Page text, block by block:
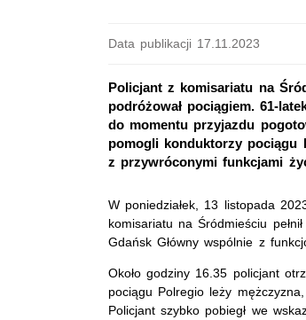
Data publikacji 17.11.2023
Policjant z komisariatu na
podróżował pociągiem. 61-
do momentu przyjazdu
pomogli konduktorzy pociągu
z przywróconymi funkcjami
W poniedziałek, 13 listopada
komisariatu na Śródmieściu
Gdańsk Główny wspólnie z
Około godziny 16.35 policjant
pociągu Polregio leży
Policjant szybko pobiegł we